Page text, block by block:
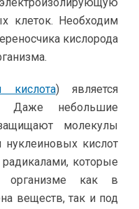
клеток. Необходим
кислорода
кислота) является
Даже небольшие
молекулы
кислот
которые
организме как в
веществ, так и под